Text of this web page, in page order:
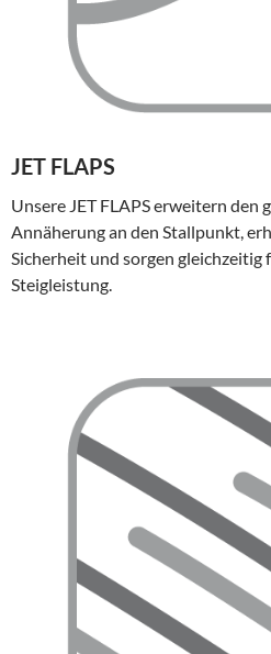
JET FLAPS
Unsere JET FLAPS erweitern den
Annäherung an den Stallpunkt,
Sicherheit und sorgen gleichzeitig
Steigleistung.